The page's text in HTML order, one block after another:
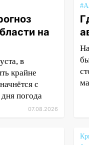
на
в
крайне
с
погода
07.08.2026